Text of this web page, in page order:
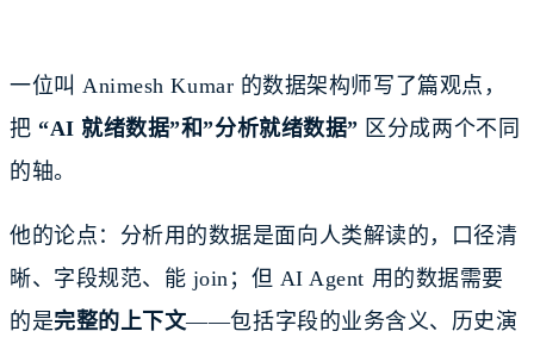
一位叫 Animesh Kumar 的数据架构师写了篇观点，
把 “AI 就绪数据”和”分析就绪数据” 区分成两个不同
的轴。
他的论点：分析用的数据是面向人类解读的，口径清
晰、字段规范、能 join；但 AI Agent 用的数据需要
的是完整的上下文——包括字段的业务含义、历史演